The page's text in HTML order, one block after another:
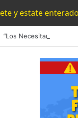
y estate